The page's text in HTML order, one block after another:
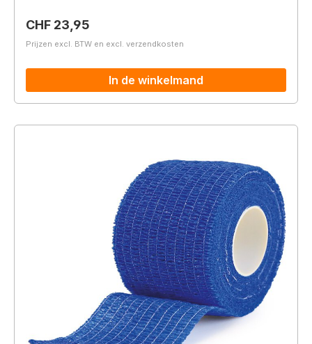
Normale prijs:
CHF 23,95
Prijzen excl. BTW en excl. verzendkosten
In de winkelmand